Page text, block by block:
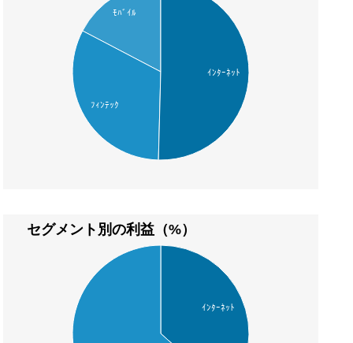
ﾓﾊﾞｲﾙ
ﾌｨﾝﾃｯｸ
ｲﾝﾀｰﾈｯﾄ
セグメント別の利益（%）
ｲﾝﾀｰﾈｯﾄ